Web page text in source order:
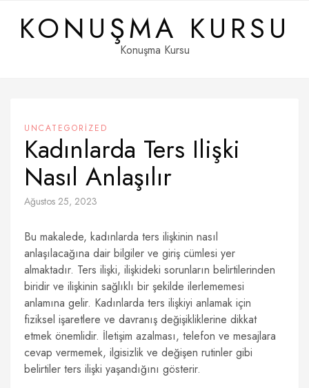
contentKONUŞMA KURSU
Konuşma Kursu
UNCATEGORIZED
Kadınlarda Ters Ilişki
Nasıl Anlaşılır
Ağustos 25, 2023
Bu makalede, kadınlarda ters ilişkinin nasıl
anlaşılacağına dair bilgiler ve giriş cümlesi yer
almaktadır. Ters ilişki, ilişkideki sorunların belirtilerinden
biridir ve ilişkinin sağlıklı bir şekilde ilerlememesi
anlamına gelir. Kadınlarda ters ilişkiyi anlamak için
fiziksel işaretlere ve davranış değişikliklerine dikkat
etmek önemlidir. İletişim azalması, telefon ve mesajlara
cevap vermemek, ilgisizlik ve değişen rutinler gibi
belirtiler ters ilişki yaşandığını gösterir.